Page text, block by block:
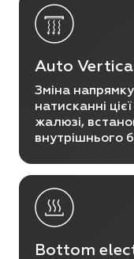
Auto
Зміна
натисканні
жалюзі,
внутрішнього
Bottom